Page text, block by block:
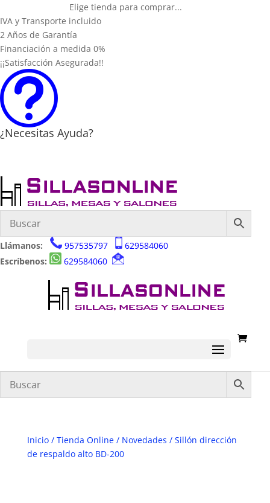
Elige tienda para comprar...
IVA y Transporte incluido
2 Años de Garantía
Financiación a medida 0%
¡¡Satisfacción Asegurada!!
t
¿Necesitas Ayuda?
Llámanos: 957535797
629584060
Escríbenos:
629584060
Inicio/ Tienda Online/ Novedades / Sillón dirección
de respaldo alto BD-200